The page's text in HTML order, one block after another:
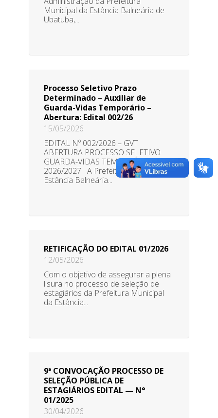
Municipal da Estância Balneária de
Ubatuba,...
Processo Seletivo Prazo
Determinado – Auxiliar de
Guarda-Vidas Temporário –
Abertura: Edital 002/26
15/05/2026
EDITAL Nº 002/2026 – GVT
ABERTURA PROCESSO SELETIVO
GUARDA-VIDAS TEMPORÁRIO
2026/2027 A Prefeitura Municipal da
Estância Balneária...
RETIFICAÇÃO DO EDITAL 01/2026
12/05/2026
Com o objetivo de assegurar a plena
lisura no processo de seleção de
estagiários da Prefeitura Municipal
da Estância...
9ª CONVOCAÇÃO PROCESSO DE
SELEÇÃO PÚBLICA DE
ESTAGIÁRIOS EDITAL — N°
01/2025
30/04/2026